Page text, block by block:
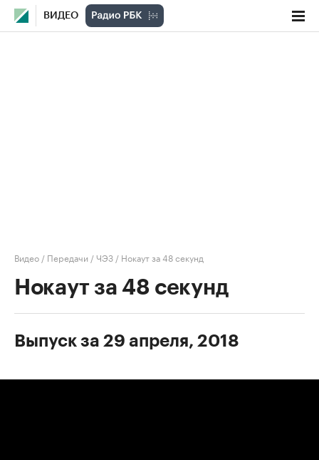
ВИДЕО
Видео / Передачи /ЧЭЗ / Нокаут за 48 секунд
Нокаут за 48 секунд
Выпуск за 29 апреля, 2018